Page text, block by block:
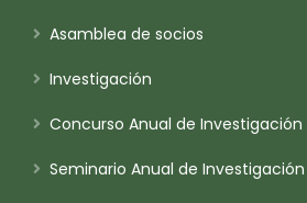
Asamblea de socios
Investigación
Concurso Anual de Investigación
Seminario Anual de Investigación